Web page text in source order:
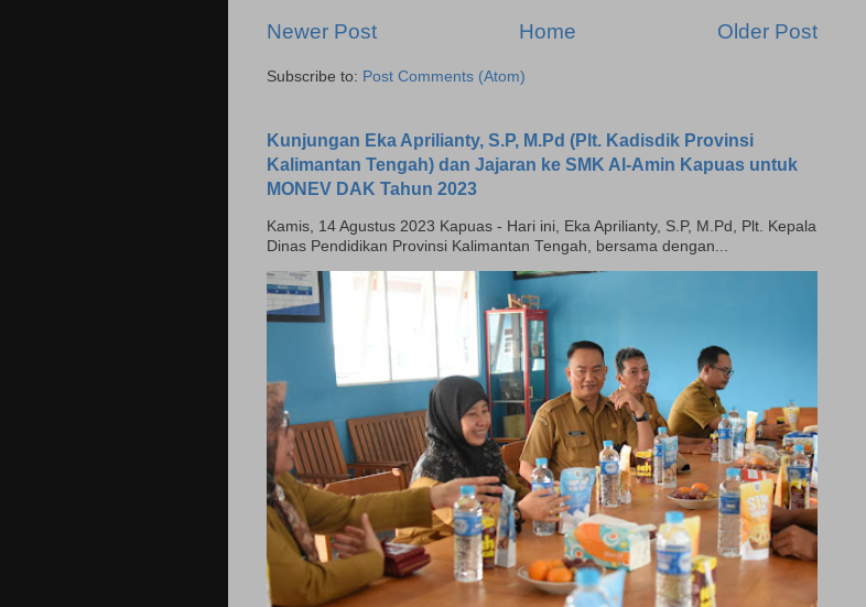
Newer Post Older Post
Home
Subscribe to: Post Comments (Atom)
Kunjungan Eka Aprilianty, S.P, M.Pd (Plt. Kadisdik Provinsi
Kalimantan Tengah) dan Jajaran ke SMK Al-Amin Kapuas untuk
MONEV DAK Tahun 2023
Kamis, 14 Agustus 2023 Kapuas - Hari ini, Eka Aprilianty, S.P, M.Pd, Plt. Kepala
Dinas Pendidikan Provinsi Kalimantan Tengah, bersama dengan...